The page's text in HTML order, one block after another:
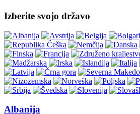
Izberite svojo državo
Albanija